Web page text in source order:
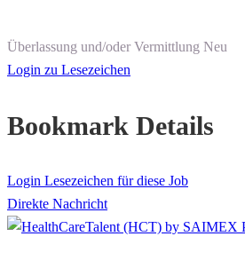
Überlassung und/oder Vermittlung Neu
Login zu Lesezeichen
Bookmark Details
Login Lesezeichen für diese Job
Direkte Nachricht